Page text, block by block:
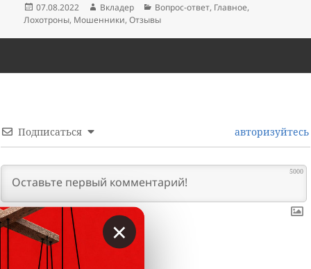
Опубликовано
07.08.2022 Автор
Вкладер Рубрики
Вопрос-ответ, Главное,
Лохотроны, Мошенники,Отзывы
Подписаться авторизуйтесь
5000
КОММЕНТАРИИ
×